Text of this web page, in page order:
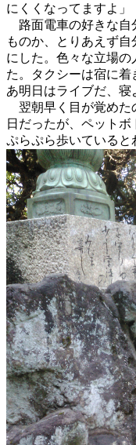
にくくなってますよ」
路面電車の好きな自
ものか、とりあえず
にした。色々な立場の
た。タクシーは宿に着
あ明日はライブだ、寝
翌朝早く目が覚めた
日だったが、ペットボ
ぷらぷら歩いていると